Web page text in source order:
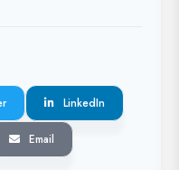
LinkedIn
Email